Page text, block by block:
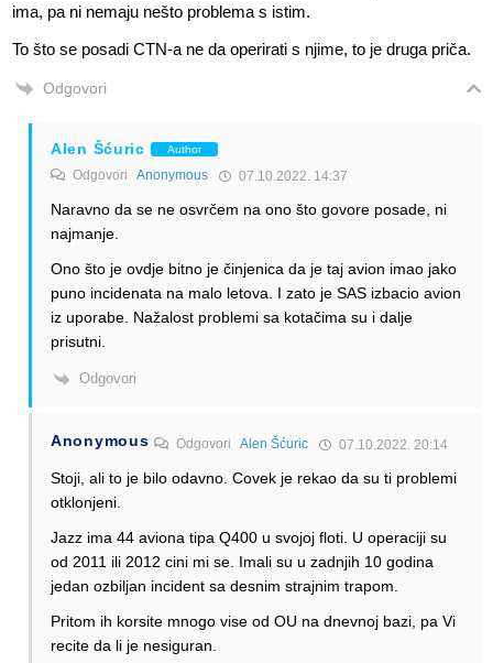
ima, pa ni nemaju nešto problema s istim.
To što se posadi CTN-a ne da operirati s njime, to je druga priča.
Odgovori
Alen Šćuric Author
Odgovori Anonymous 07.10.2022. 14:37
Naravno da se ne osvrčem na ono što govore posade, ni
najmanje.
Ono što je ovdje bitno je činjenica da je taj avion imao jako
puno incidenata na malo letova. I zato je SAS izbacio avion
iz uporabe. Nažalost problemi sa kotačima su i dalje
prisutni.
Odgovori
Anonymous OdgovoriAlen Šćuric 07.10.2022. 20:14
Stoji, ali to je bilo odavno. Covek je rekao da su ti problemi
otklonjeni.
Jazz ima 44 aviona tipa Q400 u svojoj floti. U operaciji su
od 2011 ili 2012 cini mi se. Imali su u zadnjih 10 godina
jedan ozbiljan incident sa desnim strajnim trapom.
Pritom ih korsite mnogo vise od OU na dnevnoj bazi, pa Vi
recite da li je nesiguran.